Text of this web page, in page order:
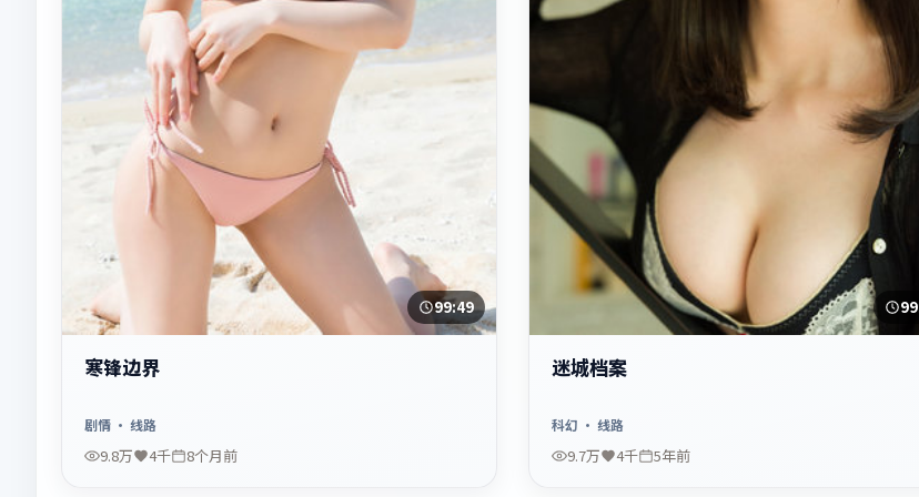
99:49
寒锋边界
剧情· 线路
9.8万 4千 8个月前
迷城档案
科幻 · 线路
9.7万 4千 5年前